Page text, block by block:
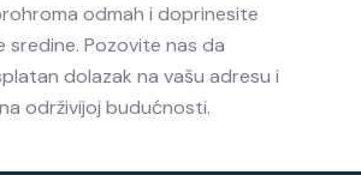
odmah i doprinesite
sredine. Pozovite nas da
dolazak na vašu adresu i
održivijoj budućnosti.